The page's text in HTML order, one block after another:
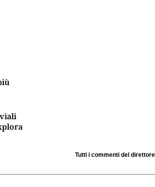
Tutti i commenti del direttore